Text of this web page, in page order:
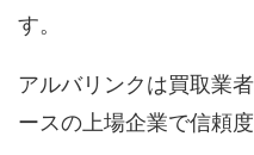
す。
アルバリンクは買取業
ースの上場企業で信頼